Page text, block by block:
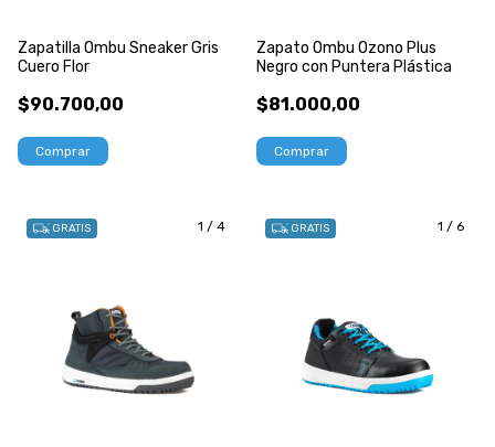
Zapatilla Ombu Sneaker Gris
Cuero Flor
$90.700,00
Comprar
Zapato Ombu Ozono Plus
Negro con Puntera Plástica
$81.000,00
Comprar
1 / 4
GRATIS 1 / 6
GRATIS